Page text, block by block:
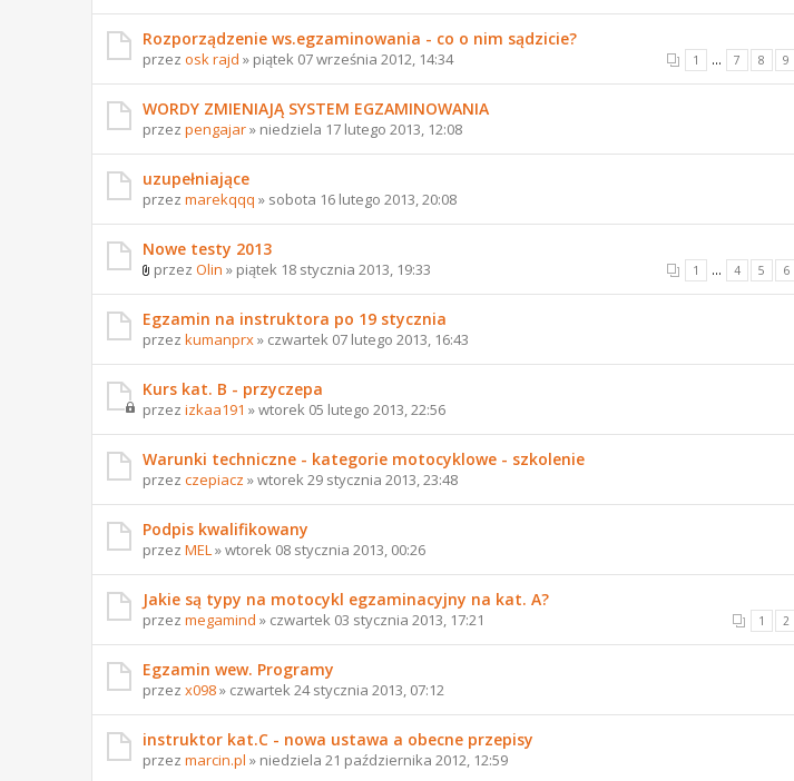
Rozporządzenie ws.egzaminowania - co o nim sądzicie?
1 ... 7 8 9
przez osk rajd » piątek 07 września 2012, 14:34
WORDY ZMIENIAJĄ SYSTEM EGZAMINOWANIA
przez pengajar» niedziela 17 lutego 2013, 12:08
uzupełniające
przez marekqqq » sobota 16 lutego 2013, 20:08
Nowe testy 2013
1 ... 4 5 6
przez Olin » piątek 18 stycznia 2013, 19:33
Egzamin na instruktora po 19 stycznia
przez kumanprx» czwartek 07 lutego 2013, 16:43
Kurs kat. B - przyczepa
przez izkaa191 » wtorek 05 lutego 2013, 22:56
Warunki techniczne - kategorie motocyklowe - szkolenie
przez czepiacz » wtorek 29 stycznia 2013, 23:48
Podpis kwalifikowany
przez MEL » wtorek 08 stycznia 2013, 00:26
Jakie są typy na motocykl egzaminacyjny na kat. A?
1 2
przez megamind » czwartek 03 stycznia 2013, 17:21
Egzamin wew. Programy
przez x098» czwartek 24 stycznia 2013, 07:12
instruktor kat.C - nowa ustawa a obecne przepisy
przez marcin.pl » niedziela 21 października 2012, 12:59